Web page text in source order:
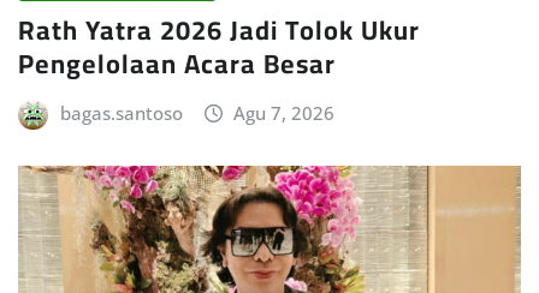
Rath Yatra 2026 Jadi Tolok Ukur
Pengelolaan Acara Besar
bagas.santoso Agu 7, 2026